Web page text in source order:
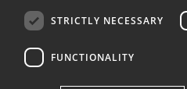
STRICTLY NECESSARY
FUNCTIONALITY